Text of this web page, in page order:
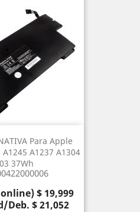
Para Apple
A1237 A1304
37Wh
$ 19,999
Deb. $ 21,052